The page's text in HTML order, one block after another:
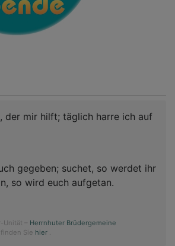
der mir hilft; täglich harre ich auf
gegeben; suchet, so werdet ihr
so wird euch aufgetan.
– Herrnhuter Brüdergemeine
Sie hier